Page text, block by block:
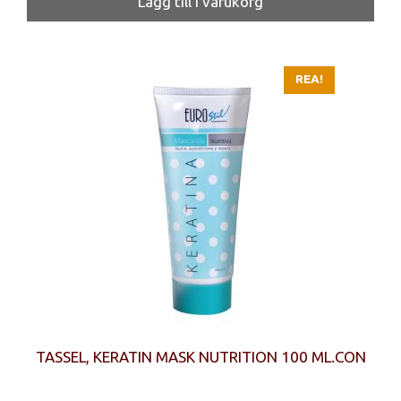
var:
är:
REA!
TASSEL, KERATIN MASK NUTRITION 100 ML.CON